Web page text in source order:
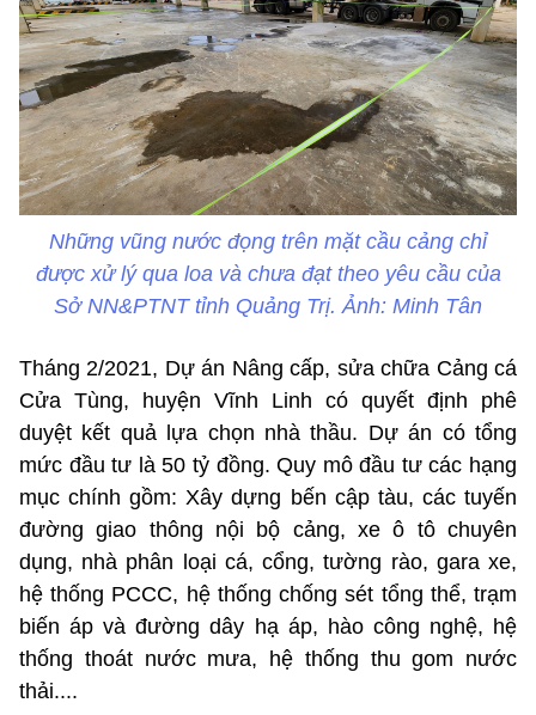
Những vũng nước đọng trên mặt cầu cảng chỉ
được xử lý qua loa và chưa đạt theo yêu cầu của
Sở NN&PTNT tỉnh Quảng Trị. Ảnh: Minh Tân
Tháng 2/2021, Dự án Nâng cấp, sửa chữa Cảng cá
Cửa Tùng, huyện Vĩnh Linh có quyết định phê
duyệt kết quả lựa chọn nhà thầu. Dự án có tổng
mức đầu tư là 50 tỷ đồng. Quy mô đầu tư các hạng
mục chính gồm: Xây dựng bến cập tàu, các tuyến
đường giao thông nội bộ cảng, xe ô tô chuyên
dụng, nhà phân loại cá, cổng, tường rào, gara xe,
hệ thống PCCC, hệ thống chống sét tổng thể, trạm
biến áp và đường dây hạ áp, hào công nghệ, hệ
thống thoát nước mưa, hệ thống thu gom nước
thải....